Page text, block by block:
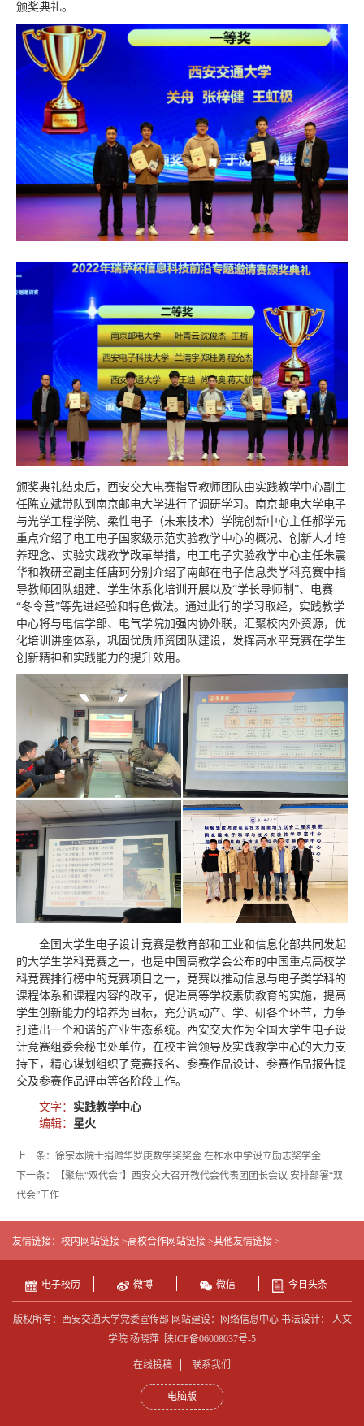
颁奖典礼。
颁奖典礼结束后，西安交大电赛指导教师团队由实践教学中心副主
任陈立斌带队到南京邮电大学进行了调研学习。南京邮电大学电子
与光学工程学院、柔性电子（未来技术）学院创新中心主任郝学元
重点介绍了电工电子国家级示范实验教学中心的概况、创新人才培
养理念、实验实践教学改革举措，电工电子实验教学中心主任朱震
华和教研室副主任唐珂分别介绍了南邮在电子信息类学科竞赛中指
导教师团队组建、学生体系化培训开展以及“学长导师制”、电赛
“冬令营”等先进经验和特色做法。通过此行的学习取经，实践教学
中心将与电信学部、电气学院加强内协外联，汇聚校内外资源，优
化培训讲座体系，巩固优质师资团队建设，发挥高水平竞赛在学生
创新精神和实践能力的提升效用。
全国大学生电子设计竞赛是教育部和工业和信息化部共同发起
的大学生学科竞赛之一，也是中国高教学会公布的中国重点高校学
科竞赛排行榜中的竞赛项目之一，竞赛以推动信息与电子类学科的
课程体系和课程内容的改革，促进高等学校素质教育的实施，提高
学生创新能力的培养为目标，充分调动产、学、研各个环节，力争
打造出一个和谐的产业生态系统。西安交大作为全国大学生电子设
计竞赛组委会秘书处单位，在校主管领导及实践教学中心的大力支
持下，精心谋划组织了竞赛报名、参赛作品设计、参赛作品报告提
交及参赛作品评审等各阶段工作。
文字： 实践教学中心
编辑： 星火
上一条：徐宗本院士捐赠华罗庚数学奖奖金 在柞水中学设立励志奖学金
下一条：【聚焦“双代会”】西安交大召开教代会代表团团长会议 安排部署“双
代会”工作
友情链接： 校内网站链接 >高校合作网站链接 >其他友情链接 >
电子校历 微博 微信 今日头条
版权所有：西安交通大学党委宣传部 网站建设：网络信息中心 书法设计： 人文
学院 杨晓萍 陕ICP备06008037号-5
在线投稿 联系我们
电脑版